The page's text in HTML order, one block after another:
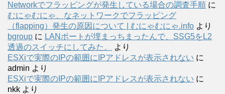
Networkでフラッピングが発生している場合の調査手順 に
むにゃむにゃ、なネットワークでフラッピング
（flapping）発生の原因について | むにゃむにゃ.info より
bgroup に LANポートが埋まっちまったんで、SSG5をL2
透過のスイッチにしてみた。
より
ESXiで実際のIPの範囲にIPアドレスが表示されない に
admin より
ESXiで実際のIPの範囲にIPアドレスが表示されない に
nkk より